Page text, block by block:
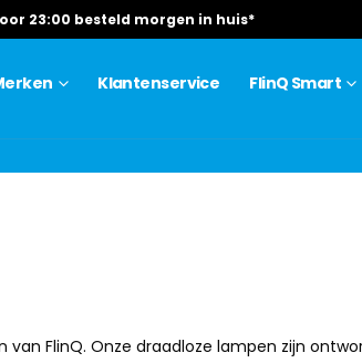
23:00 besteld morgen in huis*
Klantenservice FlinQ Smart
FlinQ. Onze draadloze lampen zijn